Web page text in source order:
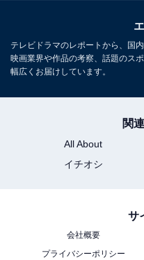
晴れて代議士となり、泰
は、鶴巻の秘密を突き止
頼。しかし鶴巻に近い鷹
には手を出すな」と猛反
る鷲津の秘密を人知れず
テレビドラマのレポートから、国
映画業界や作品の考察、話題のス
幅広くお届けしています。
関
All About
イチオシ
サ
会社概要
プライバシーポリシー